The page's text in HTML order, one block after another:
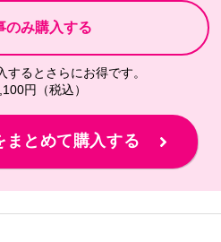
するとさらにお得です。
円（税込）
まとめて購入する